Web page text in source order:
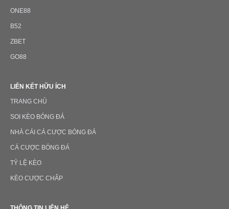
ONE88
B52
ZBET
GO88
LIÊN KẾT HỮU ÍCH
TRANG CHỦ
SOI KÈO BÓNG ĐÁ
NHÀ CÁI CÁ CƯỢC BÓNG ĐÁ
CÁ CƯỢC BÓNG ĐÁ
TỶ LỆ KÈO
KÈO CƯỢC CHẤP